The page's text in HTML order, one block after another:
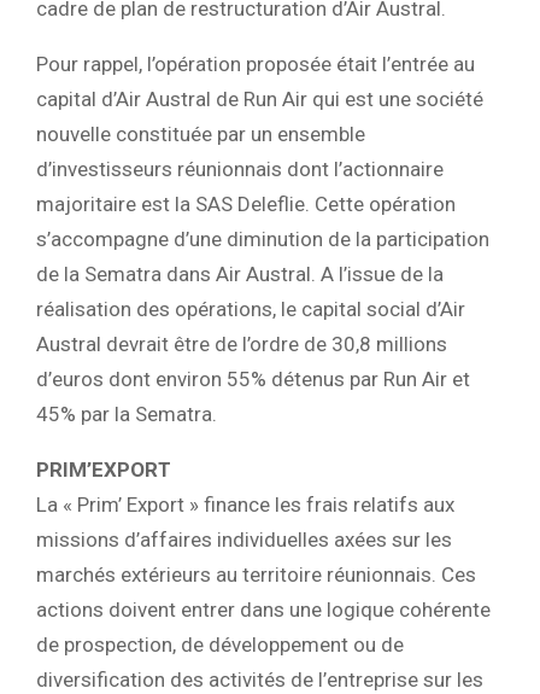
cadre de plan de restructuration d’Air Austral.
Pour rappel, l’opération proposée était l’entrée au
capital d’Air Austral de Run Air qui est une société
nouvelle constituée par un ensemble
d’investisseurs réunionnais dont l’actionnaire
majoritaire est la SAS Deleflie. Cette opération
s’accompagne d’une diminution de la participation
de la Sematra dans Air Austral. A l’issue de la
réalisation des opérations, le capital social d’Air
Austral devrait être de l’ordre de 30,8 millions
d’euros dont environ 55% détenus par Run Air et
45% par la Sematra.
PRIM’EXPORT
La « Prim’ Export » finance les frais relatifs aux
missions d’affaires individuelles axées sur les
marchés extérieurs au territoire réunionnais. Ces
actions doivent entrer dans une logique cohérente
de prospection, de développement ou de
diversification des activités de l’entreprise sur les